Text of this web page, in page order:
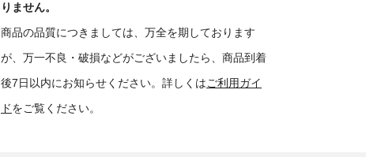
りません。
商品の品質につきましては、万全を期しております
が、万一不良・破損などがございましたら、商品到着
後7日以内にお知らせください。詳しくはご利用ガイ
ドをご覧ください。